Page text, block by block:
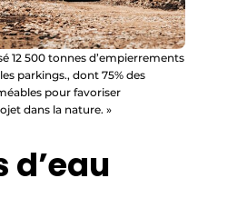
12 500 tonnes d’empierrements
parkings., dont 75% des
pour favoriser
dans la nature. »
d’eau